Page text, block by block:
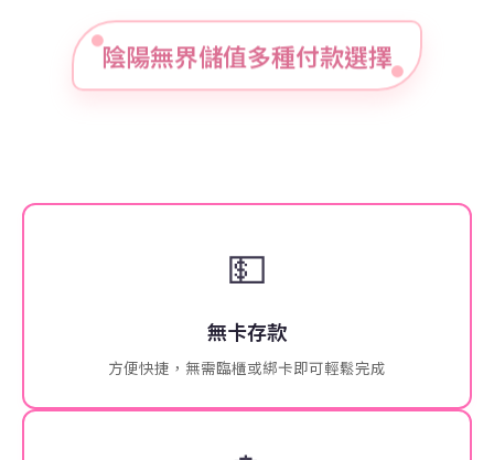
陰陽無界儲值多種付款選擇
💵
無卡存款
方便快捷，無需臨櫃或綁卡即可輕鬆完成